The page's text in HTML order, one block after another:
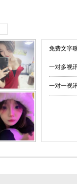
免费文字
一对多视
一对一视